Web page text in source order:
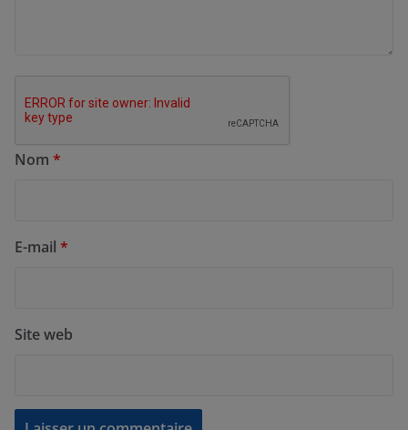
Nom *
E-mail *
Site web